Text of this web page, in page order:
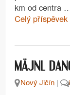
km od centra
Celý příspěvek
MÄJNL
Nový Jičín |